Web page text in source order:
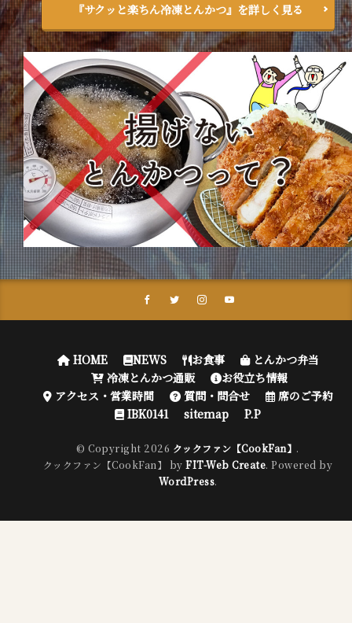
『サクッと楽ちん冷凍とんかつ』を詳しく見る
HOME NEWS お食事
とんかつ弁当
冷凍とんかつ通販
お役立ち情報
アクセス・営業時間
質問・問合せ
席のご予約
IBK0141
sitemap P.P
© Copyright 2026 クックファン【CookFan】 .
クックファン【CookFan】 byFIT-Web Create. Powered by
WordPress.